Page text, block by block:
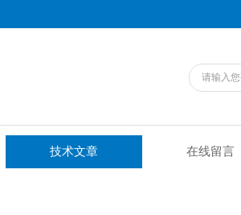
技术文章 在线留言